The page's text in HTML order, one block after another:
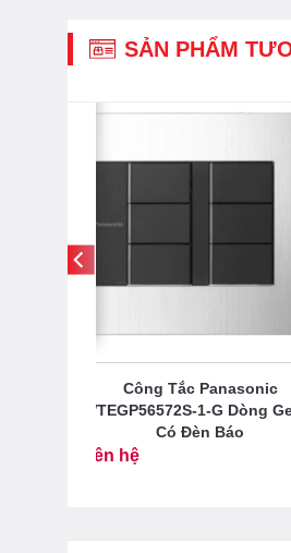
SẢN PHẨM
Công Tắc Panasonic
WTEGP56572S‑1‑G Dòng
Có Đèn Báo
Liên hệ